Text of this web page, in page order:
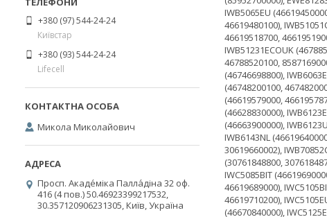
+380 (97) 544-24-24
Київстар
+380 (93) 544-24-24
Lifecell
Микола Миколайович
Просп. Акаде́міка Палла́діна 32 оф.
416 (4 пов.) 50.46923399217532,
30.357120906231305, Київ, Україна